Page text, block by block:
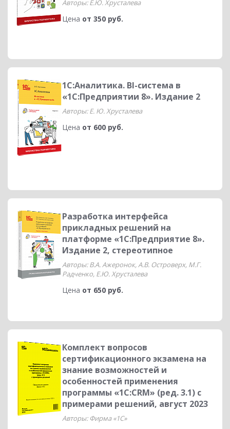
Авторы: Е.Ю. Хрусталева
Цена от 350 руб.
1С:Аналитика. BI-система в
«1С:Предприятии 8». Издание 2
Авторы: Е. Ю. Хрусталева
Цена от 600 руб.
Разработка интерфейса
прикладных решений на
платформе «1С:Предприятие 8».
Издание 2, стереотипное
Авторы: В.А. Ажеронок, А.В. Островерх, М.Г.
Радченко, Е.Ю. Хрусталева
Цена от 650 руб.
Комплект вопросов
сертификационного экзамена на
знание возможностей и
особенностей применения
программы «1С:CRM» (ред. 3.1) с
примерами решений, август 2023
Авторы: Фирма «1С»